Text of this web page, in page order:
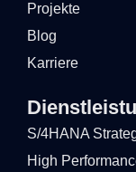
Projekte
Blog
Karriere
S/4HANA
High